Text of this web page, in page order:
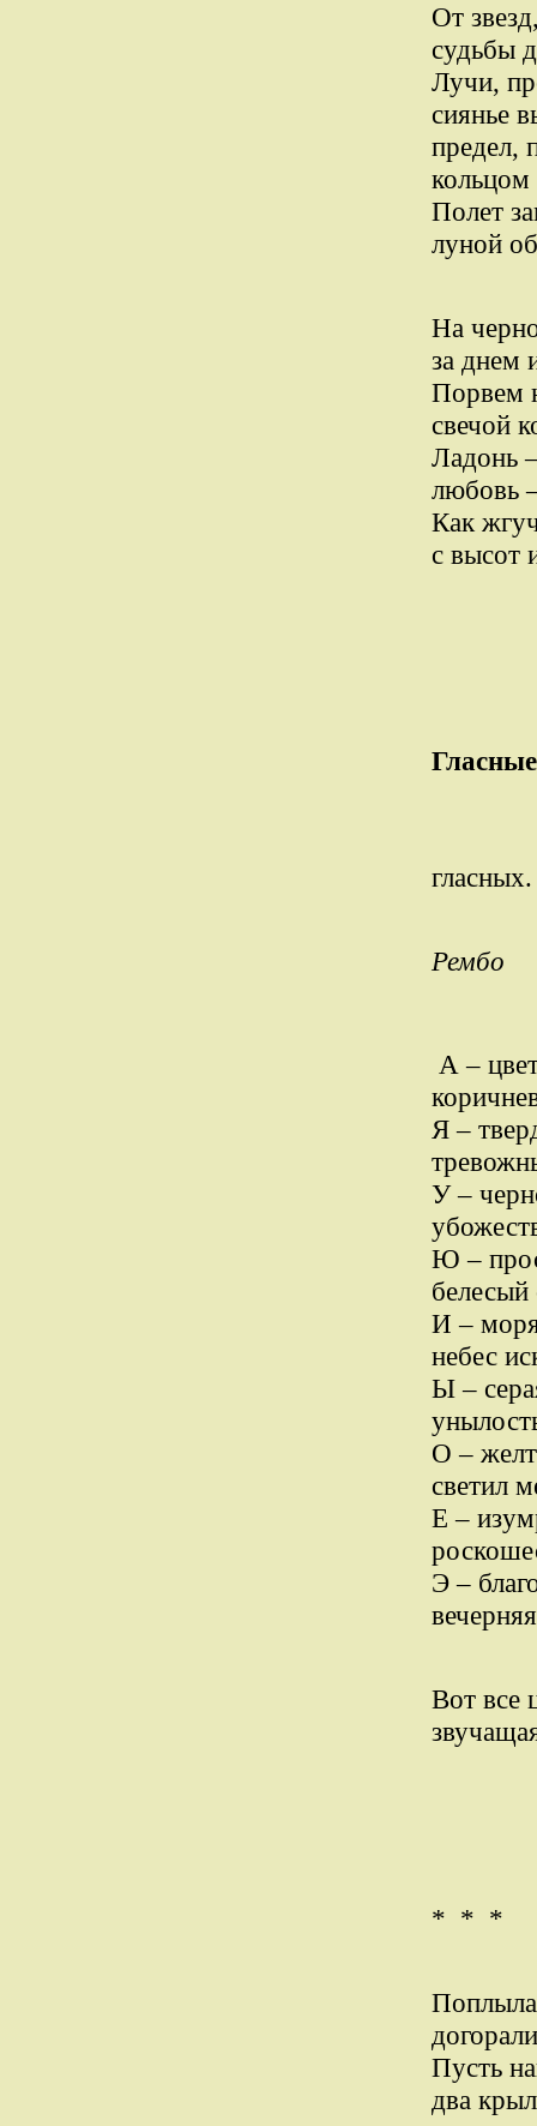
От
судьбы
Лучи,
сиянье
предел,
Полет
луной
На
за днем
Порвем
свечой
Ладонь
любовь
Как
с высот
Гласные
гласных.
Рембо
А –
Я –
У –
Ю –
И –
небес
Ы –
О –
светил
Е –
Э –
Вот все
* * *
Пусть
два